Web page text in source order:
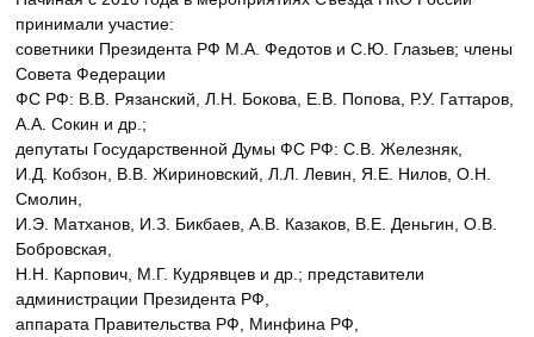
принимали участие:
советники Президента РФ М.А. Федотов и С.Ю. Глазьев; члены
Совета Федерации
ФС РФ: В.В. Рязанский, Л.Н. Бокова, Е.В. Попова, Р.У. Гаттаров,
А.А. Сокин и др.;
депутаты Государственной Думы ФС РФ: С.В. Железняк,
И.Д. Кобзон, В.В. Жириновский, Л.Л. Левин, Я.Е. Нилов, О.Н.
Смолин,
И.Э. Матханов, И.З. Бикбаев, А.В. Казаков, В.Е. Деньгин, О.В.
Бобровская,
Н.Н. Карпович, М.Г. Кудрявцев и др.; представители
администрации Президента РФ,
аппарата Правительства РФ, Минфина РФ,